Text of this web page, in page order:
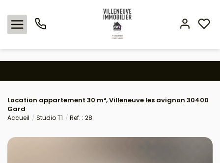
Nos offres
Expertise immobilière
Location appartement 30 m², Villeneuve les avignon 30400
Gard
Accueil Studio T1 Ref. : 28